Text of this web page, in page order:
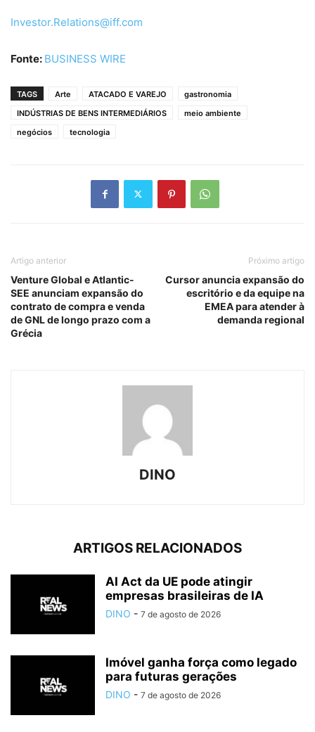
Investor.Relations@iff.com
Fonte: BUSINESS WIRE
TAGS Arte ATACADO E VAREJO
gastronomia
INDÚSTRIAS DE BENS INTERMEDIÁRIOS
meio ambiente
negócios
tecnologia
Artigo anterior
Venture Global e Atlantic-
SEE anunciam expansão do
contrato de compra e venda
de GNL de longo prazo com a
Grécia
Próximo artigo
Cursor anuncia expansão do
escritório e da equipe na
EMEA para atender à
demanda regional
DINO
ARTIGOS RELACIONADOS
AI Act da UE pode atingir
empresas brasileiras de IA
DINO - 7 de agosto de 2026
Imóvel ganha força como legado
para futuras gerações
DINO - 7 de agosto de 2026